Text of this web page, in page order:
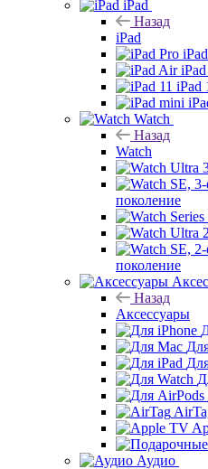
iPad
Назад
iPad
iPad
Watch
Назад
Watch
поколение
поколение
Назад
Аксессуары
Аудио